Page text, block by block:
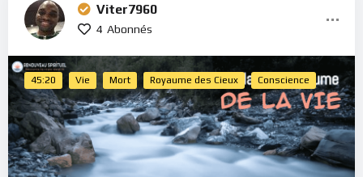
Viter7960
4 Abonnés
45:20 Vie Mort Royaume des Cieux Conscience